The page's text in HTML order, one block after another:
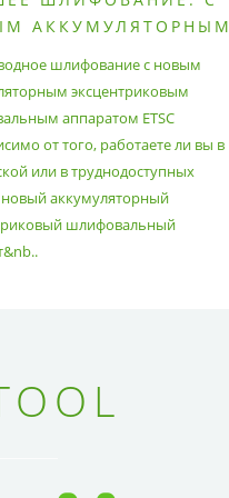
АККУМУЛЯТОРНЫМ
ETSC2
шлифование с новым
эксцентриковым
аппаратом ETSC
от того, работаете ли вы в
или в труднодоступных
новый аккумуляторный
шлифовальный